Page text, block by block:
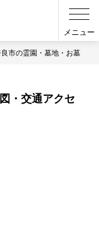
メニュー
市の霊園・墓地・お墓
・交通アクセ